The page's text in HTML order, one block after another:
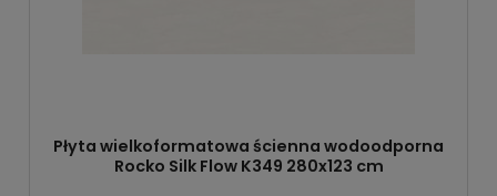
Płyta wielkoformatowa ścienna wodoodporna
Rocko Silk Flow K349 280x123 cm